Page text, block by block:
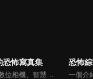
恐怖寫真集